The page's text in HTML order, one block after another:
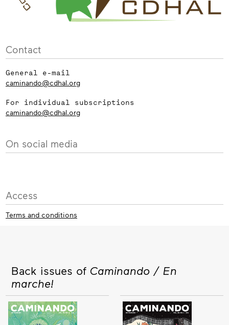
Contact
General e-mail
caminando@cdhal.org
For individual subscriptions
caminando@cdhal.org
On social media
Access
Terms and conditions
Back issues of Caminando / En
marche!